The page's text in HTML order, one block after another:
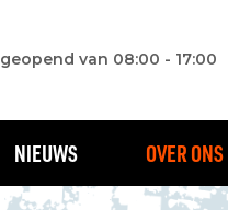
NIEUWS OVER ONS
geopend van 08:00 - 17:00